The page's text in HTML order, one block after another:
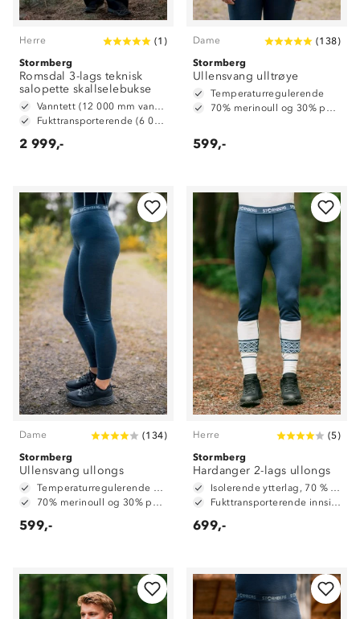
Herre (1 )
Stormberg
Romsdal 3-lags teknisk
salopette skallselebukse
Vanntett (12 000 mm vannsøyle)
Fukttransporterende (6 000 g/ m2/ 24t)
2 999,-
Dame (138)
Stormberg
Ullensvang ulltrøye
Temperaturregulerende
70% merinoull og 30% polyester
599,-
Dame (134)
Stormberg
Ullensvang ullongs
Temperaturregulerende 4-veisstretch
70% merinoull og 30% polyester
599,-
Herre (5)
Stormberg
Hardanger 2-lags ullongs
Isolerende ytterlag, 70 % ull og 30 % polyester
Fukttransporterende innside, 100 % polyester
699,-